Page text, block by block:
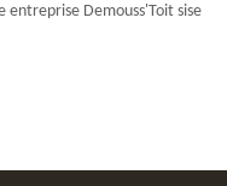
Demouss'Toit sise